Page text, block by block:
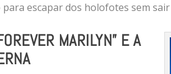
escapar dos holofotes sem
MARILYN” E A